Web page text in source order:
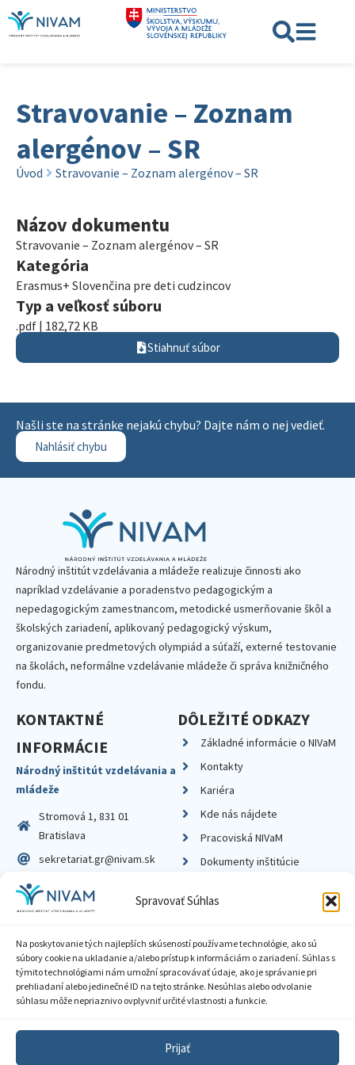
Spravovať Súhlas
Na poskytovanie tých najlepších skúseností používame technológie, ako sú
súbory cookie na ukladanie a/alebo prístup k informáciám o zariadení. Súhlas s
týmito technológiami nám umožní spracovávať údaje, ako je správanie pri
prehliadaní alebo jedinečné ID na tejto stránke. Nesúhlas alebo odvolanie
súhlasu môže nepriaznivo ovplyvniť určité vlastnosti a funkcie.
Prijať
Stravovanie – Zoznam
alergénov – SR
Úvod Stravovanie – Zoznam alergénov – SR
Názov dokumentu
Stravovanie – Zoznam alergénov – SR
Kategória
Erasmus+ Slovenčina pre deti cudzincov
Typ a veľkosť súboru
.pdf | 182,72 KB
Stiahnuť súbor
Našli ste na stránke nejakú chybu? Dajte nám o nej vedieť.
Nahlásiť chybu
Národný inštitút vzdelávania a mládeže realizuje činnosti ako
napríklad vzdelávanie a poradenstvo pedagogickým a
nepedagogickým zamestnancom, metodické usmerňovanie škôl a
školských zariadení, aplikovaný pedagogický výskum,
organizovanie predmetových olympiád a súťaží, externé testovanie
na školách, neformálne vzdelávanie mládeže či správa knižničného
fondu.
KONTAKTNÉ
INFORMÁCIE
Národný inštitút vzdelávania a
mládeže
Stromová 1, 831 01
Bratislava
sekretariat.gr@nivam.sk
IČO: 00164348
DIČ: 2020798714
DÔLEŽITÉ ODKAZY
Základné informácie o NIVaM
Kontakty
Kariéra
Kde nás nájdete
Pracoviská NIVaM
Dokumenty inštitúcie
Zásady ochrany súkromia
Sprístupnenie informácií